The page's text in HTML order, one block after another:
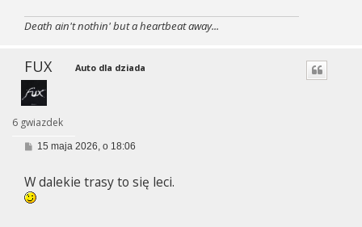
Death ain't nothin' but a heartbeat away...
FUX
6 gwiazdek
Auto dla dziada
P
t
15 maja 2026, o 18:06
W dalekie trasy to się leci.